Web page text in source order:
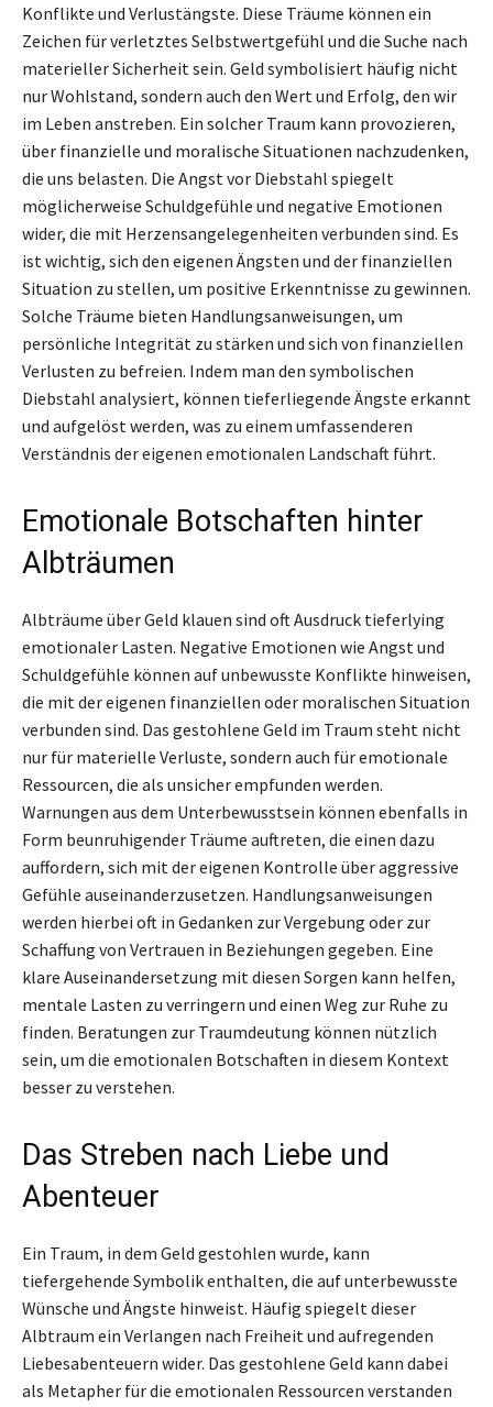
Konflikte und Verlustängste. Diese Träume können ein
Zeichen für verletztes Selbstwertgefühl und die Suche nach
materieller Sicherheit sein. Geld symbolisiert häufig nicht
nur Wohlstand, sondern auch den Wert und Erfolg, den wir
im Leben anstreben. Ein solcher Traum kann provozieren,
über finanzielle und moralische Situationen nachzudenken,
die uns belasten. Die Angst vor Diebstahl spiegelt
möglicherweise Schuldgefühle und negative Emotionen
wider, die mit Herzensangelegenheiten verbunden sind. Es
ist wichtig, sich den eigenen Ängsten und der finanziellen
Situation zu stellen, um positive Erkenntnisse zu gewinnen.
Solche Träume bieten Handlungsanweisungen, um
persönliche Integrität zu stärken und sich von finanziellen
Verlusten zu befreien. Indem man den symbolischen
Diebstahl analysiert, können tieferliegende Ängste erkannt
und aufgelöst werden, was zu einem umfassenderen
Verständnis der eigenen emotionalen Landschaft führt.
Emotionale Botschaften hinter
Albträumen
Albträume über Geld klauen sind oft Ausdruck tieferlying
emotionaler Lasten. Negative Emotionen wie Angst und
Schuldgefühle können auf unbewusste Konflikte hinweisen,
die mit der eigenen finanziellen oder moralischen Situation
verbunden sind. Das gestohlene Geld im Traum steht nicht
nur für materielle Verluste, sondern auch für emotionale
Ressourcen, die als unsicher empfunden werden.
Warnungen aus dem Unterbewusstsein können ebenfalls in
Form beunruhigender Träume auftreten, die einen dazu
auffordern, sich mit der eigenen Kontrolle über aggressive
Gefühle auseinanderzusetzen. Handlungsanweisungen
werden hierbei oft in Gedanken zur Vergebung oder zur
Schaffung von Vertrauen in Beziehungen gegeben. Eine
klare Auseinandersetzung mit diesen Sorgen kann helfen,
mentale Lasten zu verringern und einen Weg zur Ruhe zu
finden. Beratungen zur Traumdeutung können nützlich
sein, um die emotionalen Botschaften in diesem Kontext
besser zu verstehen.
Das Streben nach Liebe und
Abenteuer
Ein Traum, in dem Geld gestohlen wurde, kann
tiefergehende Symbolik enthalten, die auf unterbewusste
Wünsche und Ängste hinweist. Häufig spiegelt dieser
Albtraum ein Verlangen nach Freiheit und aufregenden
Liebesabenteuern wider. Das gestohlene Geld kann dabei
als Metapher für die emotionalen Ressourcen verstanden